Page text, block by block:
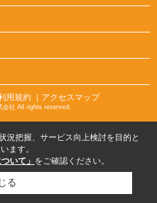
用規約 ｜アクセスマップ
社 All rights reserved.
況把握、サービス向上検討を目的と
ます。
いて」 をご確認ください。
る